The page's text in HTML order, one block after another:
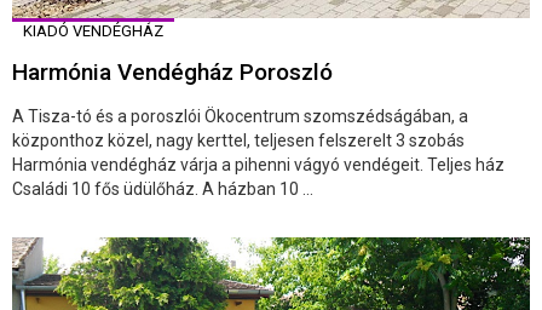
KIADÓ VENDÉGHÁZ
Harmónia Vendégház Poroszló
A Tisza-tó és a poroszlói Ökocentrum szomszédságában, a
központhoz közel, nagy kerttel, teljesen felszerelt 3 szobás
Harmónia vendégház várja a pihenni vágyó vendégeit. Teljes ház
Családi 10 fős üdülőház. A házban 10 ...